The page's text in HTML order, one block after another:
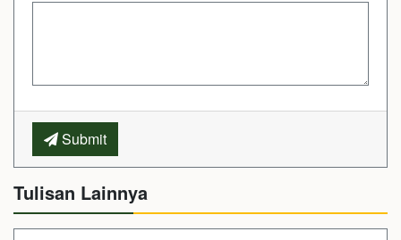
Submit
Tulisan Lainnya